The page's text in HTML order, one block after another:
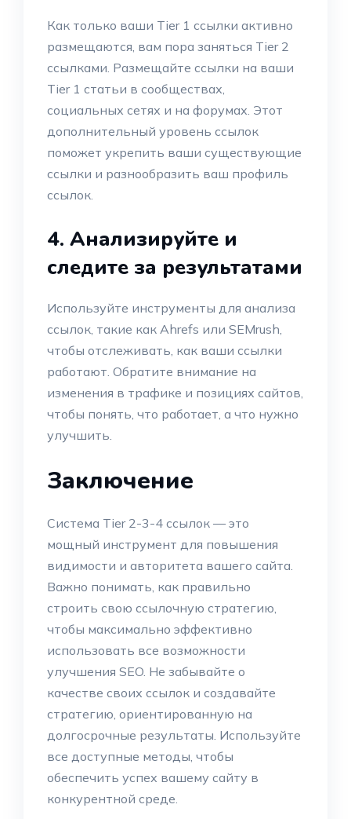
Как только ваши Tier 1 ссылки активно
размещаются, вам пора заняться Tier 2
ссылками. Размещайте ссылки на ваши
Tier 1 статьи в сообществах,
социальных сетях и на форумах. Этот
дополнительный уровень ссылок
поможет укрепить ваши существующие
ссылки и разнообразить ваш профиль
ссылок.
4. Анализируйте и
следите за результатами
Используйте инструменты для анализа
ссылок, такие как Ahrefs или SEMrush,
чтобы отслеживать, как ваши ссылки
работают. Обратите внимание на
изменения в трафике и позициях сайтов,
чтобы понять, что работает, а что нужно
улучшить.
Заключение
Система Tier 2-3-4 ссылок — это
мощный инструмент для повышения
видимости и авторитета вашего сайта.
Важно понимать, как правильно
строить свою ссылочную стратегию,
чтобы максимально эффективно
использовать все возможности
улучшения SEO. Не забывайте о
качестве своих ссылок и создавайте
стратегию, ориентированную на
долгосрочные результаты. Используйте
все доступные методы, чтобы
обеспечить успех вашему сайту в
конкурентной среде.